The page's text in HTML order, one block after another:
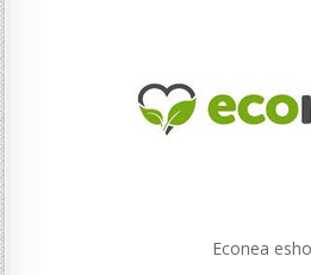
Econea